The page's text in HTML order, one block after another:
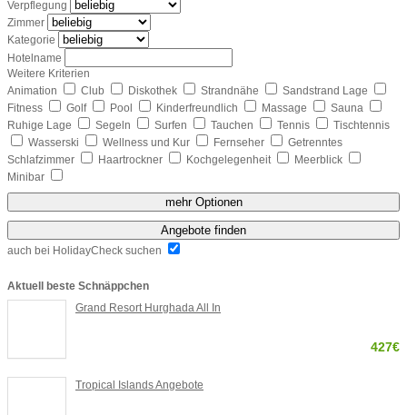
Verpflegung
Zimmer
Kategorie
Hotelname
Weitere Kriterien
Animation
Club Diskothek Strandnähe
Sandstrand Lage
Fitness
Golf Pool Kinderfreundlich Massage
Sauna
Ruhige Lage
Segeln Surfen Tauchen Tennis
Tischtennis
Wasserski
Wellness und Kur Fernseher
Getrenntes
Schlafzimmer
Haartrockner Kochgelegenheit
Meerblick
Minibar
mehr Optionen
Angebote finden
auch bei HolidayCheck suchen
Aktuell beste Schnäppchen
Grand Resort Hurghada All In
427€
Tropical Islands Angebote